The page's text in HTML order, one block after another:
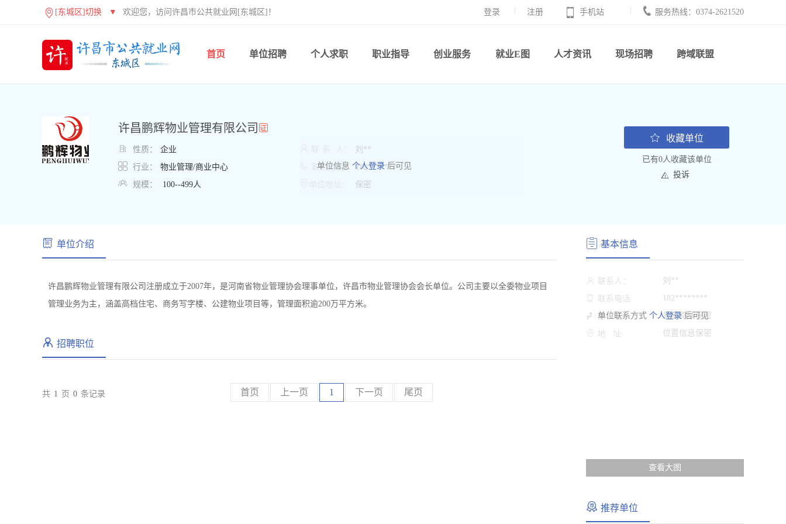
[东城区]切换 ▼ 欢迎您，访问许昌市公共就业网[东城区]！ 登录 注册 手机站 服务热线：0374-2621520
首页 单位招聘 个人求职 职业指导 创业服务 就业E图 人才资讯 现场招聘 跨域联盟
许昌鹏辉物业管理有限公司
 性质： 企业
 行业： 物业管理/商业中心
 规模： 100--499人
单位信息 个人登录后可见
刘**
联系方式： 182*******
保密
收藏单位
已有0人收藏该单位
投诉
单位介绍
许昌鹏辉物业管理有限公司注册成立于2007年，是河南省物业管理协会理事单位，许昌市物业管理协会会长单位。公司主要以全委物业项目
管理业务为主，涵盖高档住宅、商务写字楼、公建物业项目等，管理面积逾200万平方米。
招聘职位
共 1 页 0 条记录 首页 上一页 1 下一页 尾页
基本信息
单位联系方式 个人登录后可见
联系人： 刘**
联系电话: 182********
路 线: 乘车路线保密
地 址: 位置信息保密
查看大图
推荐单位